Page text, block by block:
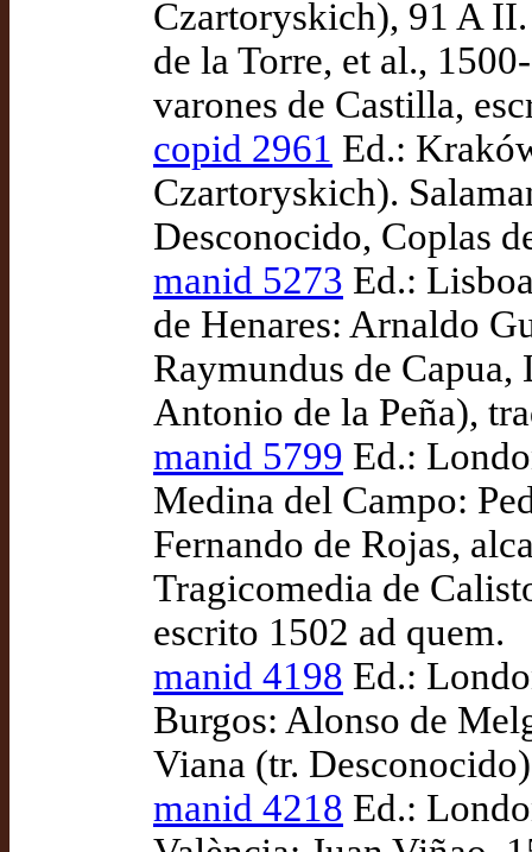
Czartoryskich), 91 A
de la Torre, et al.,
varones de Castilla,
copid 2961 Ed.:
Czartoryskich).
Desconocido, Coplas
manid 5273 Ed.:
de Henares: Arnaldo
Raymundus de Capua,
Antonio de la Peña),
manid 5799 Ed.:
Medina del Campo:
Fernando de Rojas,
Tragicomedia de
escrito 1502 ad quem.
manid 4198 Ed.:
Burgos: Alonso de
Viana (tr.
manid 4218 Ed.: